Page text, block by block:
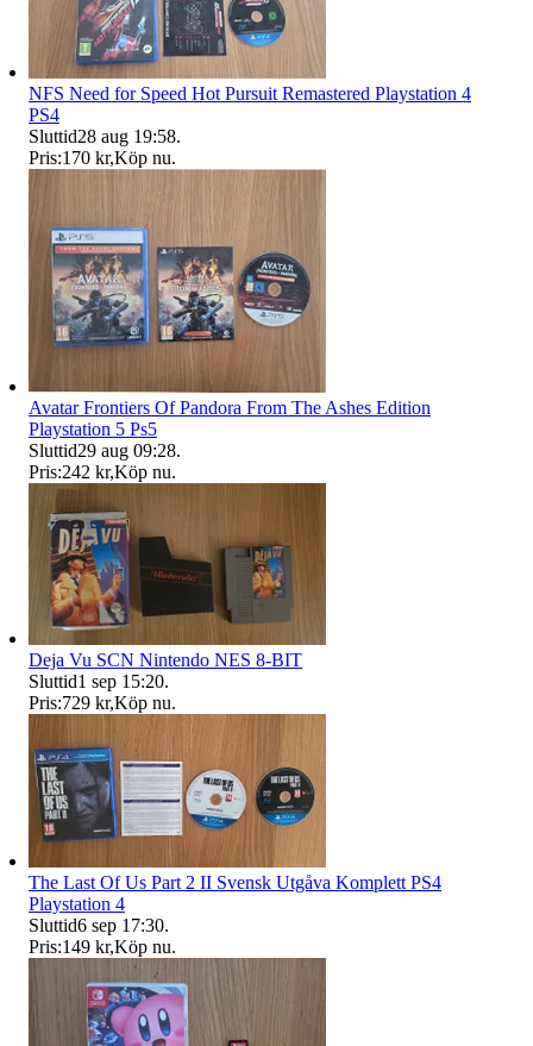
NFS Need for Speed Hot Pursuit Remastered Playstation 4
PS4
Sluttid28 aug 19:58.
Pris:170 kr,Köp nu.
Avatar Frontiers Of Pandora From The Ashes Edition
Playstation 5 Ps5
Sluttid29 aug 09:28.
Pris:242 kr,Köp nu.
Deja Vu SCN Nintendo NES 8-BIT
Sluttid1 sep 15:20.
Pris:729 kr,Köp nu.
The Last Of Us Part 2 II Svensk Utgåva Komplett PS4
Playstation 4
Sluttid6 sep 17:30.
Pris:149 kr,Köp nu.